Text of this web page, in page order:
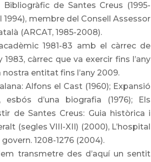
de Santes Creus (1995-
membre del Consell Assessor
(ARCAT, 1985-2008).
1981-83 amb el càrrec de
càrrec que va exercir fins l’any
nostra entitat fins l’any 2009.
Alfons el Cast (1960); Expansió
d’una biografia (1976); Els
de Santes Creus: Guia històrica i
(segles VIII-XII) (2000), L’hospital
1208-1276 (2004).
transmetre des d’aquí un sentit